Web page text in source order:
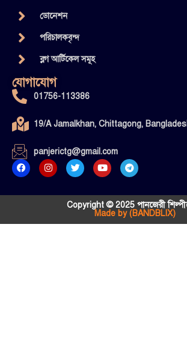
ডোনেশন
পরিচালকবৃন্দ
ব্লগ আর্টিকেল সমূহ
যোগাযোগ
01756-113386
19/A Jamalkhan, Chittagong,
panjerictg@gmail.com
Copyright © 2025 পানজেরী
Made by (BANDBLIX)